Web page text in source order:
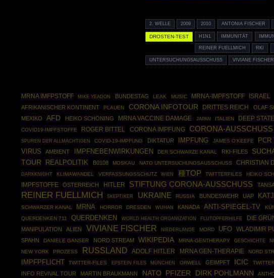
2. WELLE 2009 2010 ANTONIA FISCHER
DROSTEN-TEST H1N1 IMMUNITÄT
REINER FUELLMICH RKI
UNTERSUCHUNGSAUSSCHUSS VIVIANE FISCHER
MRNA IMFPSTOFF MIKE YEADON BUNDESTAG LEAK MUSIC MRNA-IMPFSTOFF ISRAEL
AFRIKANISCHER KONTINENT
PLAUEN CORONA INFOTOUR DRITTES REICH OLAF
MEXIKO AFD HEIKO SCHÖNING MRNA VACCINE DAMAGE JAPAN ITALIEN DEEP STATE
COVID19-IMPFSTOFFE ROGER BITTEL CORONA IMPFUNG CORONA-AUSSCHUSS
SPUREN DER ALLMÄCHTIGEN COVID-19-IMPFUNG DIKTATUR IMPFUNG JAMES O'KEEFE PCR
VIRUS
AMBIENT IMPFNEBENWIRKUNGEN DER SCHWARZE KANAL RKI-FILES
TOUR
REALPOLITIK B0108 MOSKAU NATO UNTERSUCHUNGSAUSSCHUSS CHRISTIAN
DARKKNIGHT
KLIMAWANDEL VERFASSUNGSSCHUTZ WIEN 種TOP TWITTERFILES HEIKO
IMPFSTOFFE
ÖSTERREICH HITLER STIFTUNG CORONA-AUSSCHUSS
REINER FUELLMICH SKEPTIKER UKRAINE RUSSIA BUNDESWEHR UAP
SCHWARZER KANAL MRNA HORROR DRESDEN WUHAN KANADA ANTI-SPIEGEL-TV
QUERDENKEN 711 QUERDENKEN WORLD HEALTH ORGANIZATION FLUTOPFERHILFE DIE
MANIPULATION ALIEN VIVIANE FISCHER NIEDERLANDE MORD UFO WLADIMIR
SPAHN
DANIELE GANSER NORD STREAM WIKIPEDIA MRNA-GENTHERAPY GESCHICHTE
NEW YORK
PROZESS RUSSLAND ADOLF HITLER MRNA GEN-THERAPIE NORD
IMPFPFLICHT TWITTER-FILES EPSTEIN FILES MÜNCHEN ORWELL GEIMPFT ICIC
INFO REVIVAL TOUR
MARTIN BRAUKMANN NATO PFIZER DIRK POHLMANN